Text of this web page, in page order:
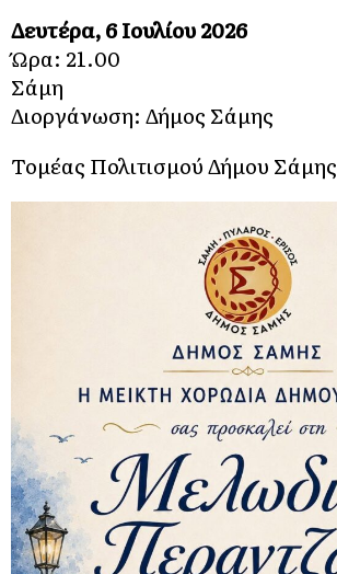
Δευτέρα, 6 Ιουλίου 2026
Ώρα: 21.00
Σάμη
Διοργάνωση: Δήμος Σάμης
Τομέας Πολιτισμού Δήμου Σάμης